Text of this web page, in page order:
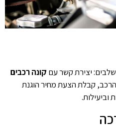
יצירת קשר עם קונה רכבים
קבלת הצעת מחיר הוגנת